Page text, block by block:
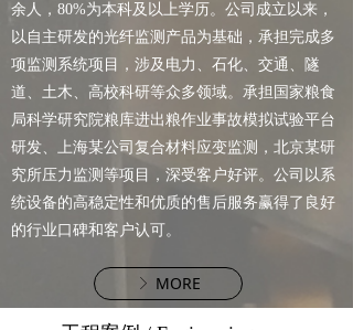
余人，80%为本科及以上学历。公司成立以来，
以自主研发的光纤监测产品为基础，承担完成多
项监测系统项目，涉及电力、石化、交通、隧
道、土木、高校科研等众多领域。承担国家粮食
局科学研究院粮库进出粮作业事故模拟试验平台
研发、上海某公司复合材料应变监测，北京某研
究所压力监测等项目，深受客户好评。公司以系
统设备的高稳定性和优质的售后服务赢得了良好
的行业口碑和客户认可。
ꁕ MORE